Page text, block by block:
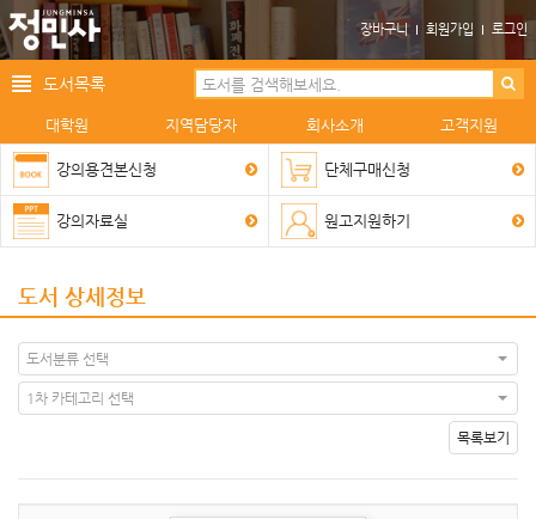
장바구니 회원가입 로그인
도서목록
대학원 지역담당자 회사소개 고객지원
강의용견본신청 단체구매신청
강의자료실 원고지원하기
도서 상세정보
도서분류 선택
1차 카테고리 선택
목록보기